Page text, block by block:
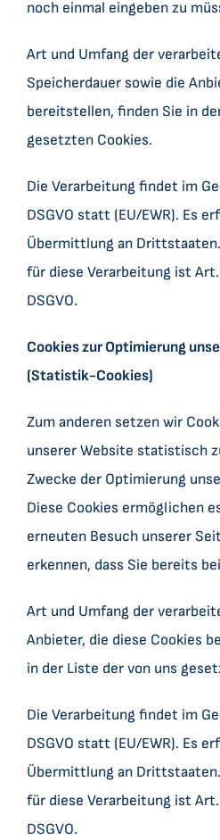
noch einmal eingeben zu
Art und Umfang der
Speicherdauer sowie die
bereitstellen, finden Sie in
gesetzten Cookies.
Die Verarbeitung findet im
DSGVO statt (EU/EWR). Es
Übermittlung an
für diese Verarbeitung ist
DSGVO.
Cookies zur Optimierung
(Statistik-Cookies)
Zum anderen setzen wir
unserer Website statistisch
Zwecke der Optimierung
Diese Cookies ermöglichen
erneuten Besuch unserer
erkennen, dass Sie bereits
Art und Umfang der
Anbieter, die diese Cookies
in der Liste der von uns
Die Verarbeitung findet im
DSGVO statt (EU/EWR). Es
Übermittlung an
für diese Verarbeitung ist
DSGVO.